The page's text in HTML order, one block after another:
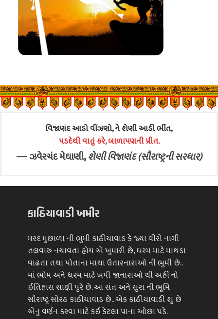
વિજાણંદ આડો વીંઝણો, ને શેણી આડી ભીંત,
પડદેથી વાતું કરે, બાળાપણની પ્રીત.
—ઝવેરચંદ મેઘાણી,શેણી વિજાણંદ (સૌરાષ્ટ્રની સરધાર)
કાઠિયાવાડી ખમીર
મરદ મુછાળા ની ભુમી કાઠીયાવાડ કે જ્યાં વીરો નાગી
તલવારુ નચાવતા હોય એ ખુમારી છે, ધરમ માટે માથડા
વાઢતા તથા પોતાના માથા ઉતારનારાઓ ની ભુમી છે..
માં ભોમ અને ધરમ માટે ખપી જાનારાઓ થી અહીં નો
ઈતિહાસ સાક્ષી પુરે છે. આ સંત અને સુરા ની ભૂમિ
સૌરાષ્ટ્ર સોરઠ કાઠીયાવાડ છે.. એક કાઠીયાવાડી શું છે
એનું વર્ણન કરવા માટે કંઈ કેટલા પાના ઓછા પડે.